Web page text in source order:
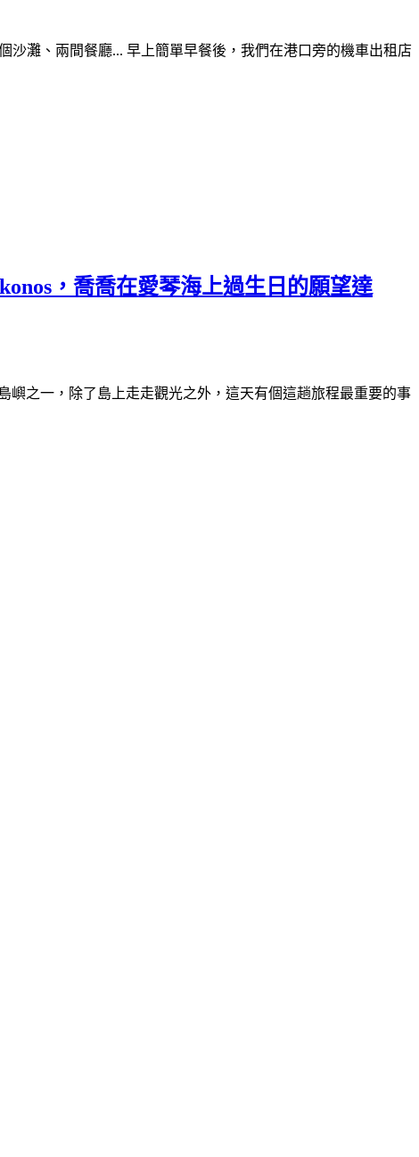
沙灘、兩間餐廳... 早上簡單早餐後，我們在港口旁的機車出租店
，喬喬在愛琴海上過生日的願望達
嶼之一，除了島上走走觀光之外，這天有個這趟旅程最重要的事